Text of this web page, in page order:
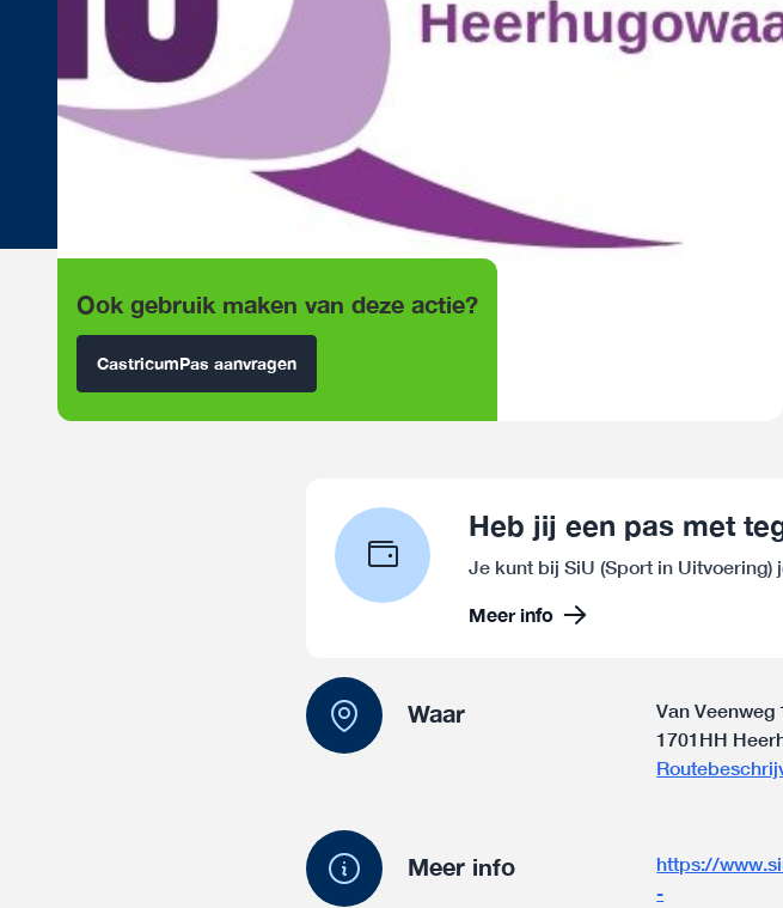
Ook gebruik maken van deze actie?
CastricumPas aanvragen
Heb jij een pas met
Je kunt bij SiU (Sport in
Meer info
Waar
Van Veenweg
1701HH
Meer info
https://
-